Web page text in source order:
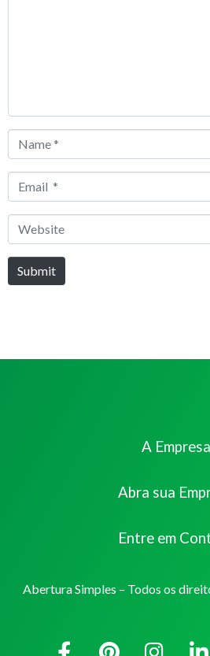
Name
Email
Website
Submit
A Empresa
Abra sua
Entre em
Abertura Simples – Todos os